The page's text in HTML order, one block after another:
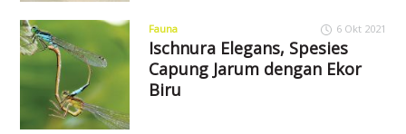
Fauna 6 Okt 2021
Ischnura Elegans, Spesies
Capung Jarum dengan Ekor
Biru